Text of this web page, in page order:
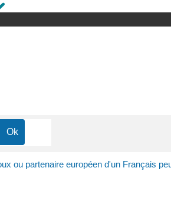
ou partenaire européen d'un Français